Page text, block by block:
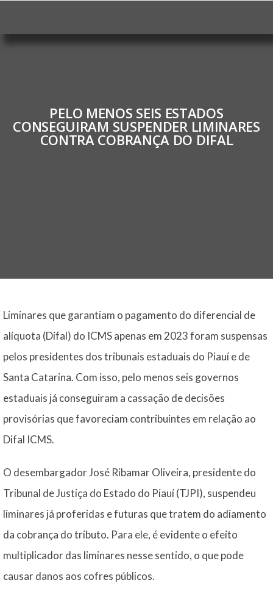
PELO MENOS SEIS ESTADOS
CONSEGUIRAM SUSPENDER LIMINARES
CONTRA COBRANÇA DO DIFAL
Liminares que garantiam o pagamento do diferencial de
alíquota (Difal) do ICMS apenas em 2023 foram suspensas
pelos presidentes dos tribunais estaduais do Piauí e de
Santa Catarina. Com isso, pelo menos seis governos
estaduais já conseguiram a cassação de decisões
provisórias que favoreciam contribuintes em relação ao
Difal ICMS.
O desembargador José Ribamar Oliveira, presidente do
Tribunal de Justiça do Estado do Piauí (TJPI), suspendeu
liminares já proferidas e futuras que tratem do adiamento
da cobrança do tributo. Para ele, é evidente o efeito
multiplicador das liminares nesse sentido, o que pode
causar danos aos cofres públicos.